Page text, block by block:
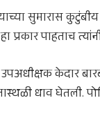
सुमारास
पाहताच
केदार
धाव घेतली.